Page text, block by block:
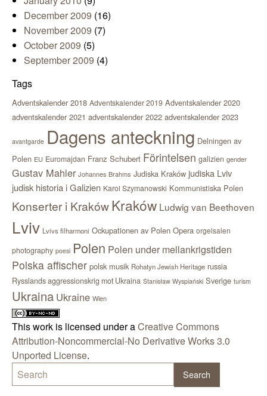
December 2009 (16)
November 2009 (7)
October 2009 (5)
September 2009 (4)
Tags
Adventskalender 2018 Adventskalender 2019 Adventskalender 2020
adventskalender 2021 adventskalender 2022 adventskalender 2023
avantgarde Dagens anteckning Delningen av
Polen EU Euromajdan Franz Schubert Förintelsen galizien gender
Gustav Mahler Johannes Brahms Judiska Kraków judiska Lviv
judisk historia i Galizien Karol Szymanowski Kommunistiska Polen
Konserter i KrakówKraków Ludwig van Beethoven
Lviv Lvivs filharmoni Ockupationen av Polen Opera orgelsalen
photography poesi Polen Polen under mellankrigstiden
Polska affischer polsk musik Rohatyn Jewish Heritage russia
Rysslands aggressionskrig mot Ukraina Stanisław Wyspiański Sverige turism
Ukraina Ukraine Wien
This work is licensed under aCreative Commons
Attribution-Noncommercial-No Derivative Works 3.0
Unported License.